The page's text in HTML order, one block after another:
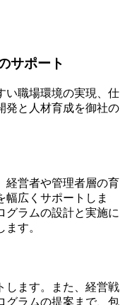
サポート
い職場環境の実現、仕
発と人材育成を御社の
経営者や管理者層の育
幅広くサポートしま
グラムの設計と実施に
す。
します。また、経営戦
グラムの提案まで、包